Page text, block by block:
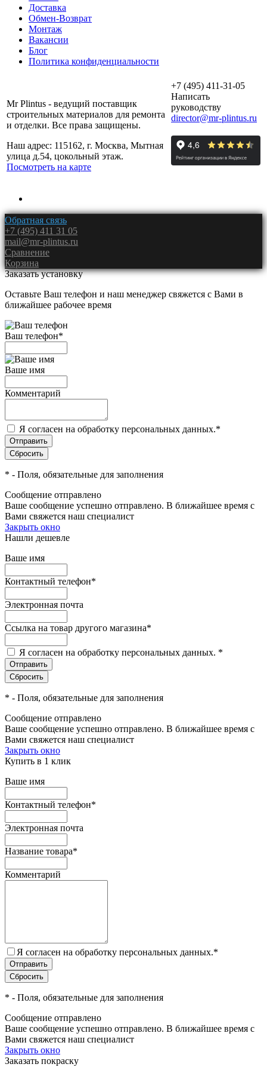
Доставка
Обмен-Возврат
Монтаж
Вакансии
Блог
Политика конфиденциальности
Mr Plintus - ведущий поставщик
строительных материалов для ремонта
и отделки. Все права защищены.
Наш адрес: 115162, г. Москва, Мытная
улица д.54, цокольный этаж.
Посмотреть на карте
+7 (495) 411-31-05
Написать
руководству
director@mr-plintus.ru
Обратная связь
+7 (495) 411 31 05
mail@mr-plintus.ru
Сравнение
Корзина
Заказать установку
Оставьте Ваш телефон и наш менеджер свяжется с Вами в
ближайшее рабочее время
Ваш телефон*
Ваше имя
Комментарий
Я согласен на обработку персональных данных.*
* - Поля, обязательные для заполнения
Сообщение отправлено
Ваше сообщение успешно отправлено. В ближайшее время с
Вами свяжется наш специалист
Закрыть окно
Нашли дешевле
Ваше имя
Контактный телефон*
Электронная почта
Ссылка на товар другого магазина*
Я согласен на обработку персональных данных. *
* - Поля, обязательные для заполнения
Сообщение отправлено
Ваше сообщение успешно отправлено. В ближайшее время с
Вами свяжется наш специалист
Закрыть окно
Купить в 1 клик
Ваше имя
Контактный телефон*
Электронная почта
Название товара*
Комментарий
Я согласен на обработку персональных данных.*
* - Поля, обязательные для заполнения
Сообщение отправлено
Ваше сообщение успешно отправлено. В ближайшее время с
Вами свяжется наш специалист
Закрыть окно
Заказать покраску